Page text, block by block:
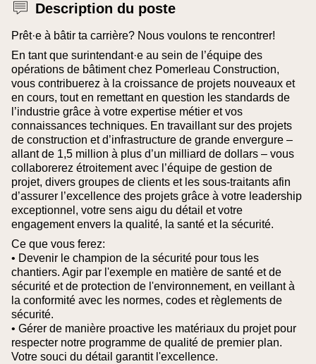
Description du poste
Prêt·e à bâtir ta carrière? Nous voulons te rencontrer!
En tant que surintendant·e au sein de l’équipe des
opérations de bâtiment chez Pomerleau Construction,
vous contribuerez à la croissance de projets nouveaux et
en cours, tout en remettant en question les standards de
l’industrie grâce à votre expertise métier et vos
connaissances techniques. En travaillant sur des projets
de construction et d’infrastructure de grande envergure –
allant de 1,5 million à plus d’un milliard de dollars – vous
collaborerez étroitement avec l’équipe de gestion de
projet, divers groupes de clients et les sous-traitants afin
d’assurer l’excellence des projets grâce à votre leadership
exceptionnel, votre sens aigu du détail et votre
engagement envers la qualité, la santé et la sécurité.
Ce que vous ferez:
• Devenir le champion de la sécurité pour tous les
chantiers. Agir par l'exemple en matière de santé et de
sécurité et de protection de l'environnement, en veillant à
la conformité avec les normes, codes et règlements de
sécurité.
• Gérer de manière proactive les matériaux du projet pour
respecter notre programme de qualité de premier plan.
Votre souci du détail garantit l'excellence.